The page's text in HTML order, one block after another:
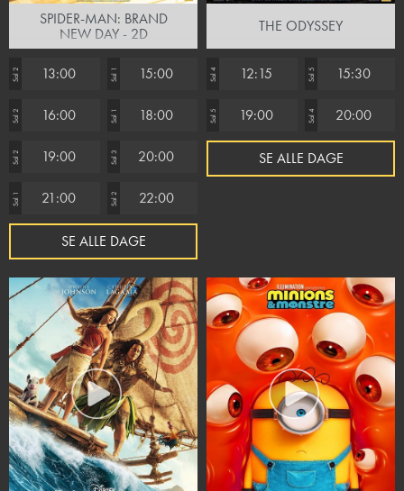
SPIDER-MAN: BRAND
NEW DAY - 2D
Sal 2 13:00 Sal 1 15:00
Sal 2 16:00 Sal 1 18:00
Sal 2 19:00 Sal 3 20:00
Sal 1 21:00 Sal 2 22:00
SE ALLE DAGE
THE ODYSSEY
Sal 4 12:15 Sal 5 15:30
Sal 5 19:00 Sal 4 20:00
SE ALLE DAGE